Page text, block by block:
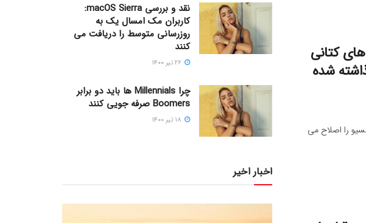
کتانی
شده
را اصلاح می
نقد و بررسی macOS Sierra:
کاربران مک امسال یک به
روزرسانی متوسط را دریافت می
کنند
چرا Millennials ها باید دو برابر
Boomers صرفه جویی کنند
اخبار اخیر